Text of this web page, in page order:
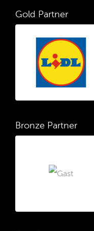
Gold Partner
Bronze Partner